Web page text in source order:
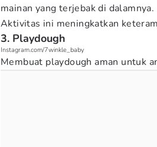
mainan yang terjebak di dalamnya.
Aktivitas ini meningkatkan
3. Playdough
Instagram.com/7winkle_baby
Membuat playdough aman untuk